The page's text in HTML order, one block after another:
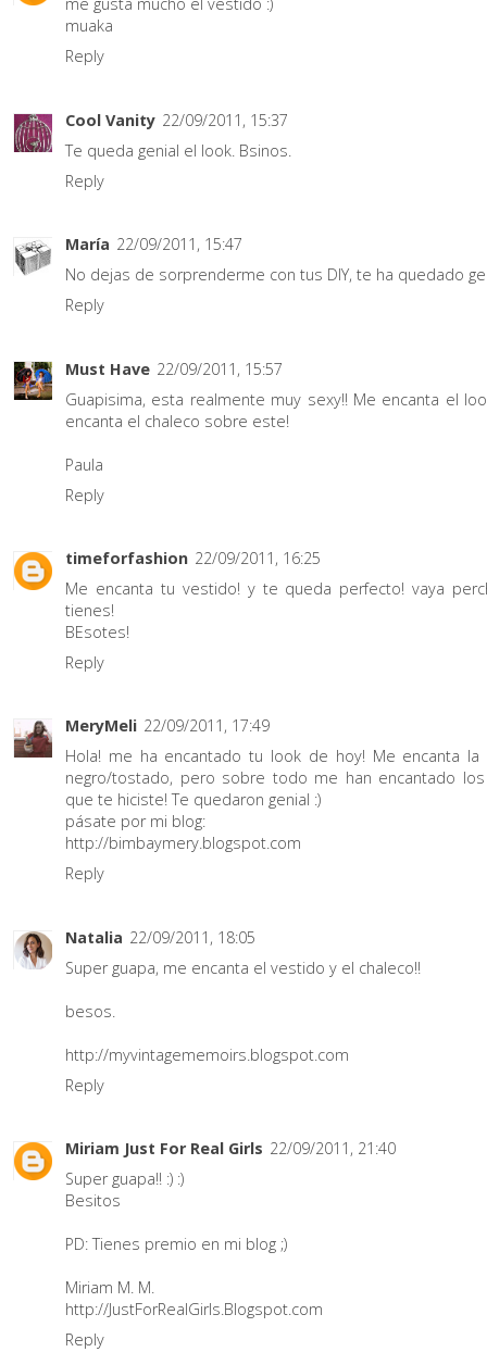
me gusta mucho el vestido :)
muaka
Reply
Cool Vanity 22/09/2011, 15:37
Te queda genial el look. Bsinos.
Reply
María 22/09/2011, 15:47
No dejas de sorprenderme con tus DIY, te ha quedado
Reply
Must Have 22/09/2011, 15:57
Guapisima, esta realmente muy sexy!! Me encanta el
encanta el chaleco sobre este!
Paula
Reply
timeforfashion 22/09/2011, 16:25
Me encanta tu vestido! y te queda perfecto! vaya
tienes!
BEsotes!
Reply
MeryMeli 22/09/2011, 17:49
Hola! me ha encantado tu look de hoy! Me encanta la
negro/tostado, pero sobre todo me han encantado
que te hiciste! Te quedaron genial :)
pásate por mi blog:
http://bimbaymery.blogspot.com
Reply
Natalia 22/09/2011, 18:05
Super guapa, me encanta el vestido y el chaleco!!
besos.
http://myvintagememoirs.blogspot.com
Reply
Miriam Just For Real Girls 22/09/2011, 21:40
Super guapa!! :) :)
Besitos
PD: Tienes premio en mi blog ;)
Miriam M. M.
http://JustForRealGirls.Blogspot.com
Reply